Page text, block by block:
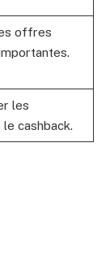
offres
les
cashback.